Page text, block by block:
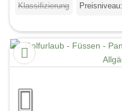
Klassifizierung Preisniveau: